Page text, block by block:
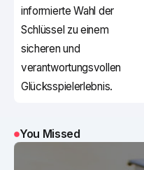
informierte Wahl der
Schlüssel zu einem
sicheren und
verantwortungsvollen
Glücksspielerlebnis.
You Missed